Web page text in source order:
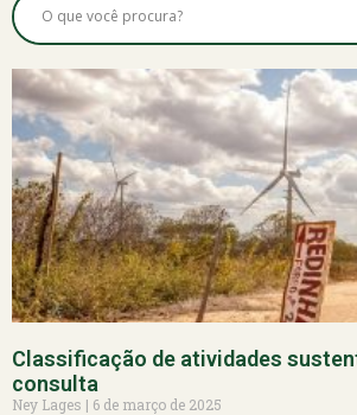
Classificação de atividades
consulta
Ney Lages
6 de março de 2025